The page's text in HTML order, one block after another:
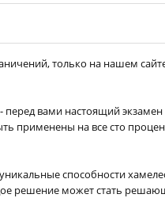
только на нашем
вами настоящий экзамен
применены на все сто
способности
решение может стать